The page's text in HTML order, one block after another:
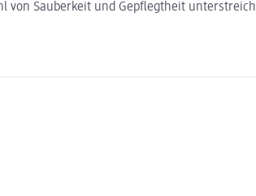
Sauberkeit und Gepflegtheit